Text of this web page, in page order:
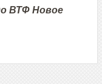
ВТФ Новое